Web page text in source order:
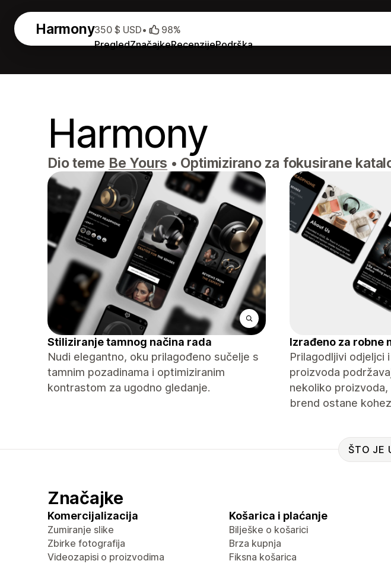
Harmony
PregledZnačajkeRecenzijePodrška
350 $ USD• 98%
Harmony
Dio teme Be Yours • Optimizirano za fokusirane
Stiliziranje tamnog načina rada
Nudi elegantno, oku prilagođeno sučelje s
tamnim pozadinama i optimiziranim
kontrastom za ugodno gledanje.
Izrađeno za robne
Prilagodljivi odjeljci
proizvoda
nekoliko
brend ostane
ŠTO JE
Značajke
Komercijalizacija
Zumiranje slike
Zbirke fotografija
Videozapisi o proizvodima
Košarica i plaćanje
Bilješke o košarici
Brza kupnja
Fiksna košarica